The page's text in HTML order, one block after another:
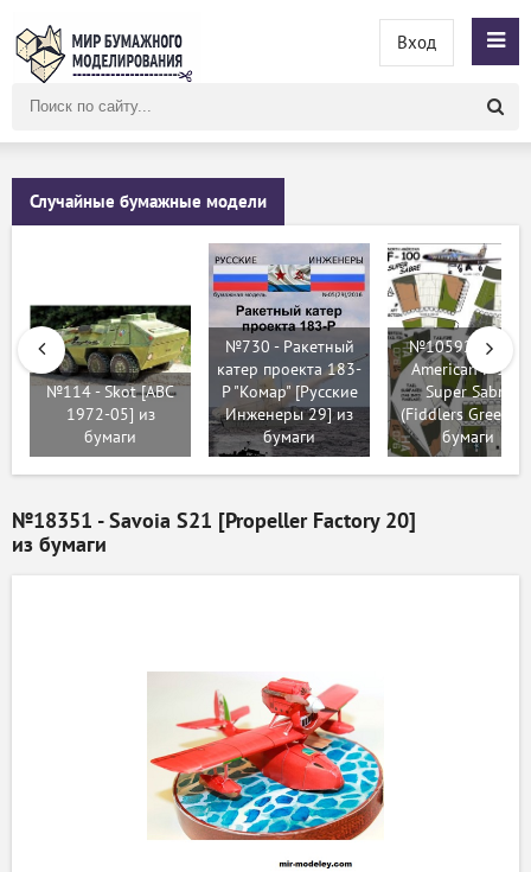
сайту
Вход
Случайные бумажные модели
№114 - Skot [ABC
1972-05] из
бумаги
№730 - Ракетный
катер проекта 183-
Р "Комар" [Русские
Инженеры 29] из
бумаги
№10592 - North
American F-100
Super Sabre
(Fiddlers Green)
бумаги
№18351 - Savoia S21 [Propeller Factory 20]
из бумаги